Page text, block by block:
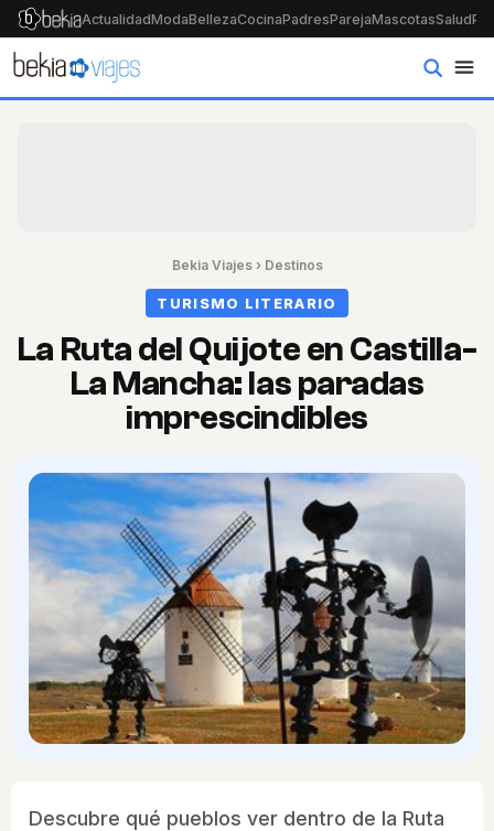
ActualidadModaBellezaCocinaPadresParejaMascotasSalud
Bekia Viajes› Destinos
TURISMO LITERARIO
La Ruta del Quijote en Castilla-
La Mancha: las paradas
imprescindibles
Descubre qué pueblos ver dentro de la Ruta